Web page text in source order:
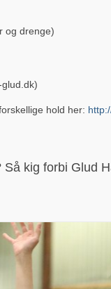
og drenge)
hold her:
kig forbi Glud